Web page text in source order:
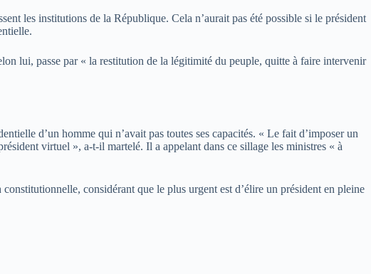
les institutions de la République. Cela n’aurait pas été possible si le président
lui, passe par « la restitution de la légitimité du peuple, quitte à faire intervenir
d’un homme qui n’avait pas toutes ses capacités. « Le fait d’imposer un
virtuel », a-t-il martelé. Il a appelant dans ce sillage les ministres « à
considérant que le plus urgent est d’élire un président en pleine